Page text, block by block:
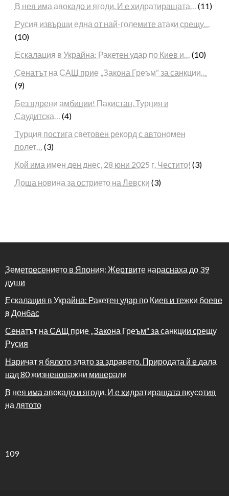
В нея има авокадо и ягоди. И е хидратиращата…
(11)
Русия извърши една от най-големите атаки срещу…
(10)
Ескалация в Украйна: Ракетен удар по Киев и…
(10)
Сенатът на САЩ прие „Закона Греъм“ за санкции…
(9)
Без ядрени амбиции! Пакистан, Турция и
Саудитска…
(4)
Турция постига световен рекорд с автономен
полет…
(3)
Кой има имен ден днес, 28 юни 2025 г. Честито! (3)
Лоша новина за острието на Левски (3)
Земетресението в Япония: Жертвите нараснаха до 39
души
Ескалация в Украйна: Ракетен удар по Киев и тежки боеве
в Донбас
Сенатът на САЩ прие „Закона Греъм“ за санкции срещу
Русия
Наричат я бялото злато за здравето. Природата й е дала
над 80 жизненоважни минерали
В нея има авокадо и ягоди. И е хидратиращата вкусотия
на лятото
109